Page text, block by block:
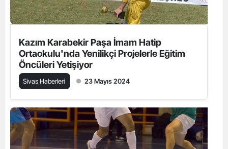
Kazım Karabekir Paşa İmam Hatip
Ortaokulu'nda Yenilikçi Projelerle Eğitim
Öncüleri Yetişiyor
Sivas Haberleri 23 Mayıs 2024